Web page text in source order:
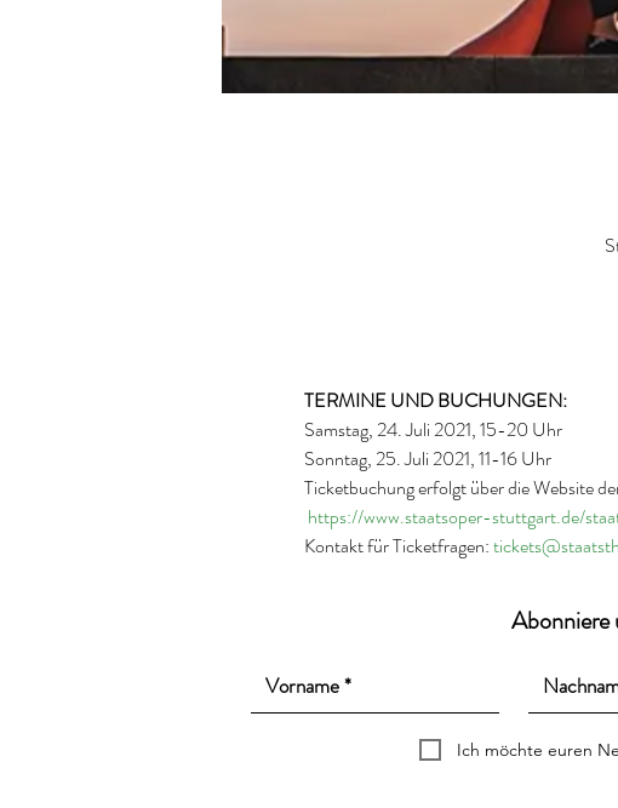
TERMINE UND BUCHUNGEN:
Samstag, 24. Juli 2021, 15-20 Uhr
Sonntag, 25. Juli 2021, 11-16 Uhr
Ticketbuchung erfolgt über die Website
https://www.staatsoper-stuttgart.de/
Kontakt für Ticketfragen:
Abonniere
Ich möchte euren